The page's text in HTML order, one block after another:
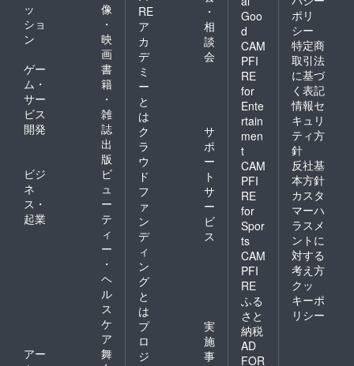
ッ
ショ
ン
像
・
映
画
ゲー
ム・
サー
ビス
開発
書
籍
・
雑
誌
出
版
ビジ
ネ
ス・
起業
ビ
ュ
ー
テ
ィ
ー
・
ヘ
ル
ス
ケ
ア
アー
舞
RE
ア
カ
デ
ミ
ー
と
は
・
相
談
会
ク
ラ
ウ
ド
フ
ァ
ン
デ
ィ
ン
グ
と
は
サ
ポ
ー
ト
サ
ー
ビ
ス
プ
ロ
ジ
実
施
事
Goo
d
CAM
PFI
RE
for
Ente
rtain
men
t
CAM
PFI
RE
for
Spor
ts
CAM
PFI
RE
ふる
さと
納税
AD
FOR
ポリ
シー
特定商
取引法
に基づ
く表記
情報セ
キュリ
ティ方
針
反社基
本方針
カスタ
マーハ
ラスメ
ントに
対する
考え方
クッ
キーポ
リシー